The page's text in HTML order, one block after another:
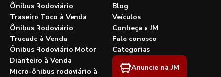
Ônibus Rodoviário
Traseiro Toco à Venda
Ônibus Rodoviário
Trucado à Venda
Ônibus Rodoviário Motor
Dianteiro à Venda
Micro-ônibus rodoviário à
Blog
Veículos
Conheça a JM
Fale conosco
Categorias
Anuncie na JM